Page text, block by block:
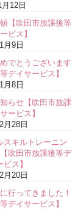
12日
【吹田市放課後等
ビス】
月9日
でとうございます
デイサービス】
月8日
らせ【吹田市放課
ービス】
月28日
スキルトレーニン
吹田市放課後等デ
ス】
月20日
行ってきました！
デイサービス】